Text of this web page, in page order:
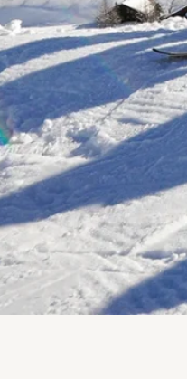
gelegene
in 8 weiteren Top-
Skipiste, Loipe
Bummeln in
an